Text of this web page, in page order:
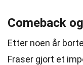
Comeback
Etter noen år
Fraser gjort et